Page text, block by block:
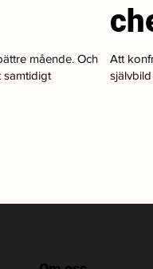
mående. Och
samtidigt
Att